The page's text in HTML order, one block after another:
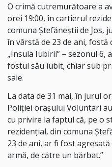
O crimă cutremurătoare a
orei 19:00, în cartierul
comuna Ștefăneștii de Jos,
în vârstă de 23 de ani,
„Insula Iubirii” – sezonul 6,
fostul său iubit, chiar sub
sale.
La data de 31 mai, în jurul
Poliției orașului Voluntari
cu privire la faptul că, pe o
rezidențial, din comuna
23 de ani, ar fi fost
armă, de către un bărbat.”